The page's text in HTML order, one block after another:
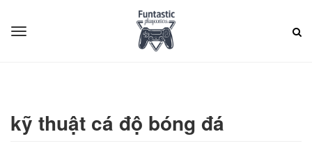
kỹ thuật cá độ bóng đá